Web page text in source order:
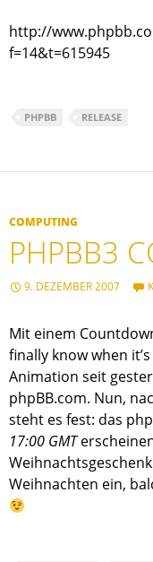
http://
f=14&t=615945
PHPBB RELEASE
COMPUTING
PHPBB3
9. DEZEMBER 2007
Mit einem
finally know when
Animation seit
phpBB.com. Nun,
steht es fest: das
17:00 GMT
Weihnachten ein,